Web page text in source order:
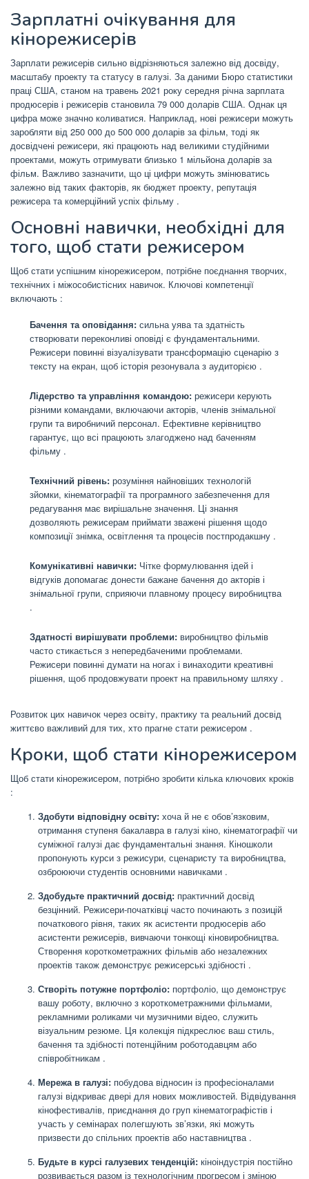
Зарплатні очікування для
кінорежисерів
Зарплати режисерів сильно відрізняються залежно від досвіду,
масштабу проекту та статусу в галузі. За даними Бюро статистики
праці США, станом на травень 2021 року середня річна зарплата
продюсерів і режисерів становила 79 000 доларів США. Однак ця
цифра може значно коливатися. Наприклад, нові режисери можуть
заробляти від 250 000 до 500 000 доларів за фільм, тоді як
досвідчені режисери, які працюють над великими студійними
проектами, можуть отримувати близько 1 мільйона доларів за
фільм. Важливо зазначити, що ці цифри можуть змінюватись
залежно від таких факторів, як бюджет проекту, репутація
режисера та комерційний успіх фільму .
Основні навички, необхідні для
того, щоб стати режисером
Щоб стати успішним кінорежисером, потрібне поєднання творчих,
технічних і міжособистісних навичок. Ключові компетенції
включають :
Бачення та оповідання: сильна уява та здатність
створювати переконливі оповіді є фундаментальними.
Режисери повинні візуалізувати трансформацію сценарію з
тексту на екран, щоб історія резонувала з аудиторією .
Лідерство та управління командою: режисери керують
різними командами, включаючи акторів, членів знімальної
групи та виробничий персонал. Ефективне керівництво
гарантує, що всі працюють злагоджено над баченням
фільму .
Технічний рівень: розуміння найновіших технологій
зйомки, кінематографії та програмного забезпечення для
редагування має вирішальне значення. Ці знання
дозволяють режисерам приймати зважені рішення щодо
композиції знімка, освітлення та процесів постпродакшну .
Комунікативні навички: Чітке формулювання ідей і
відгуків допомагає донести бажане бачення до акторів і
знімальної групи, сприяючи плавному процесу виробництва
.
Здатності вирішувати проблеми: виробництво фільмів
часто стикається з непередбаченими проблемами.
Режисери повинні думати на ногах і винаходити креативні
рішення, щоб продовжувати проект на правильному шляху .
Розвиток цих навичок через освіту, практику та реальний досвід
життєво важливий для тих, хто прагне стати режисером .
Кроки, щоб стати кінорежисером
Щоб стати кінорежисером, потрібно зробити кілька ключових кроків
:
Здобути відповідну освіту: хоча й не є обов’язковим,
отримання ступеня бакалавра в галузі кіно, кінематографії чи
суміжної галузі дає фундаментальні знання. Кіношколи
пропонують курси з режисури, сценаристу та виробництва,
озброюючи студентів основними навичками .
Здобудьте практичний досвід: практичний досвід
безцінний. Режисери-початківці часто починають з позицій
початкового рівня, таких як асистенти продюсерів або
асистенти режисерів, вивчаючи тонкощі кіновиробництва.
Створення короткометражних фільмів або незалежних
проектів також демонструє режисерські здібності .
Створіть потужне портфоліо: портфоліо, що демонструє
вашу роботу, включно з короткометражними фільмами,
рекламними роликами чи музичними відео, служить
візуальним резюме. Ця колекція підкреслює ваш стиль,
бачення та здібності потенційним роботодавцям або
співробітникам .
Мережа в галузі: побудова відносин із професіоналами
галузі відкриває двері для нових можливостей. Відвідування
кінофестивалів, приєднання до груп кінематографістів і
участь у семінарах полегшують зв’язки, які можуть
призвести до спільних проектів або наставництва .
Будьте в курсі галузевих тенденцій: кіноіндустрія постійно
розвивається разом із технологічним прогресом і зміною